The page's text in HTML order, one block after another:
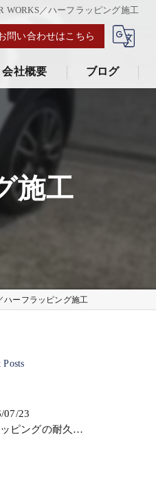
WORKS／ハーフラッピング施工
問い合わせはこちら
会社概要
とあ株式会社
ブログ
施工
ハーフラッピング施工
Posts
07/23
カーラッピングの耐久性は保管環境で変わる？意外な差